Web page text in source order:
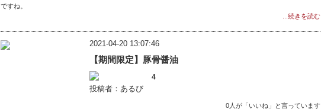
ですね。
...続きを読む
2021-04-20 13:07:46
【期間限定】豚骨醤油
4
投稿者：あるび
0人が「いいね」と言っています